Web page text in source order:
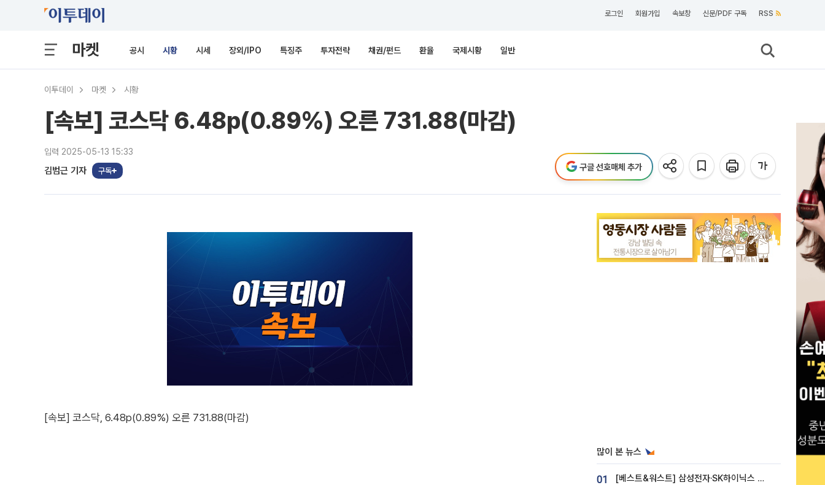
로그인 회원가입 속보창 신문/PDF 구독 RSS
마켓 공시 시황 시세 장외/IPO 특징주 투자전략 채권/펀드 환율 국제시황 일반
이투데이 마켓 시황
[속보] 코스닥 6.48p(0.89%) 오른 731.88(마감)
입력 2025-05-13 15:33
김범근 기자 구독 구글 선호매체 추가
[속보] 코스닥, 6.48p(0.89%) 오른 731.88(마감)
많이 본 뉴스
01 [베스트&워스트] 삼성전자·SK하이닉스 밀린 한 주…상상인증권은 85% 급등